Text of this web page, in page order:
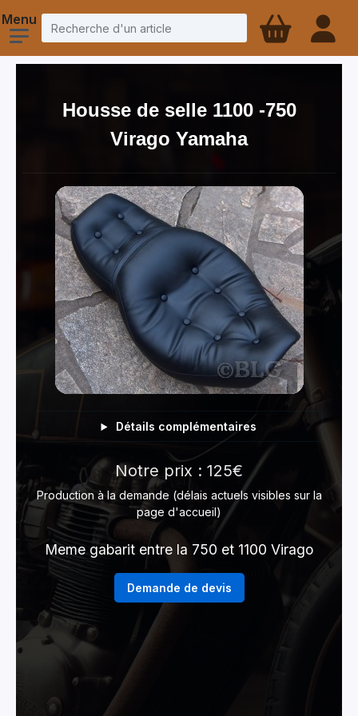
Housse de selle 1100 -750
Virago Yamaha
Détails complémentaires
Notre prix : 125€
Production à la demande (délais actuels visibles sur la
page d'accueil)
Meme gabarit entre la 750 et 1100 Virago
Demande de devis